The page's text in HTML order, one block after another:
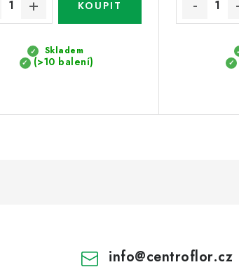
Skladem
(>10 balení)
info@centroflor.cz